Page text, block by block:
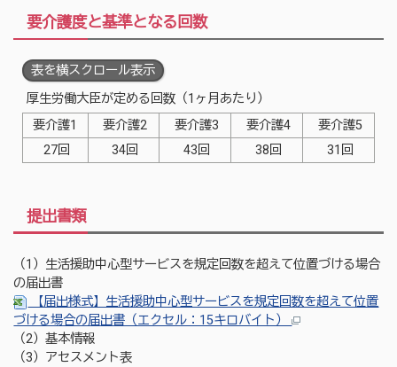
要介護度と基準となる回数
表を横スクロール表示
厚生労働大臣が定める回数（1ヶ月あたり）
要介護1
要介護2 要介護3 要介護4
要介護5
27回
34回 43回 38回 31回
提出書類
（1）生活援助中心型サービスを規定回数を超えて位置づける場合
の届出書
【届出様式】生活援助中心型サービスを規定回数を超えて位置
づける場合の届出書（エクセル：15キロバイト）
（2）基本情報
（3）アセスメント表